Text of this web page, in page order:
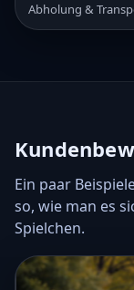
Abholung &
Ein paar
so, wie man es
Spielchen.